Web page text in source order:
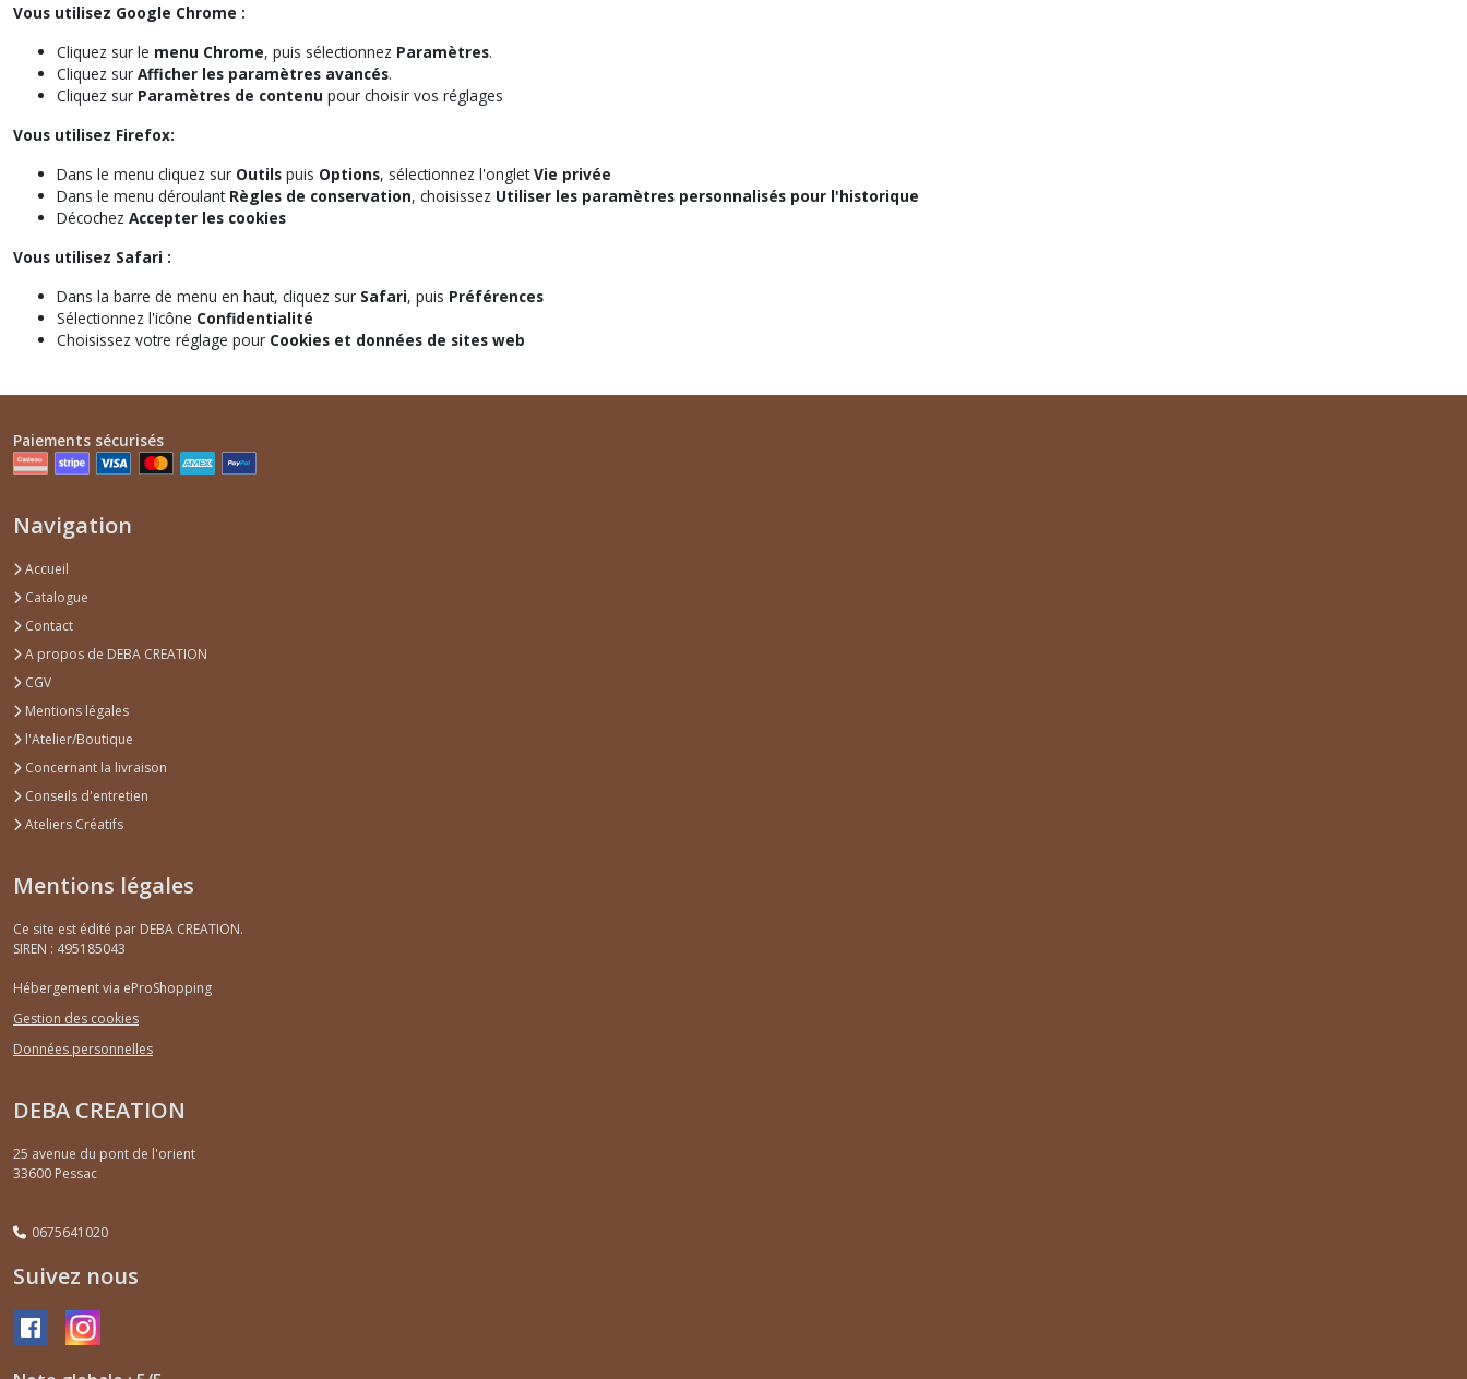
Vous utilisez Google Chrome :
Cliquez sur le menu Chrome, puis sélectionnez Paramètres.
Cliquez sur Afficher les paramètres avancés.
Cliquez sur Paramètres de contenu pour choisir vos réglages
Vous utilisez Firefox:
Dans le menu cliquez sur Outils puis Options, sélectionnez l'ongletVie privée
Dans le menu déroulant Règles de conservation, choisissez Utiliser les paramètres personnalisés pour l'historique
Décochez Accepter les cookies
Vous utilisez Safari :
Dans la barre de menu en haut, cliquez sur Safari, puis Préférences
Sélectionnez l'icône Confidentialité
Choisissez votre réglage pour Cookies et données de sites web
Paiements sécurisés
Navigation
Accueil
Catalogue
Contact
A propos de DEBA CREATION
CGV
Mentions légales
l'Atelier/Boutique
Concernant la livraison
Conseils d'entretien
Ateliers Créatifs
Mentions légales
Ce site est édité par DEBA CREATION.
SIREN : 495185043
Hébergement via eProShopping
Gestion des cookies
Données personnelles
DEBA CREATION
25 avenue du pont de l'orient
33600 Pessac
0675641020
Suivez nous